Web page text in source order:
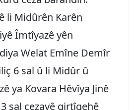
li Midûrên Karên
Îmtîyazê yên
Welat Emîne Demîr
6 sal û li Midûr û
ya Kovara Hêvîya Jinê
sal cezayê girtîgehê